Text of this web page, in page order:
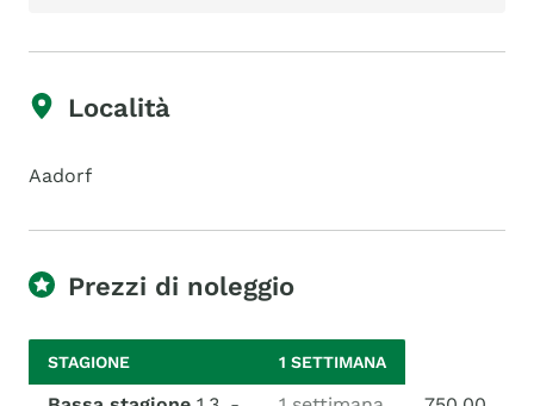
Località
Aadorf
Prezzi di noleggio
STAGIONE 1 SETTIMANA